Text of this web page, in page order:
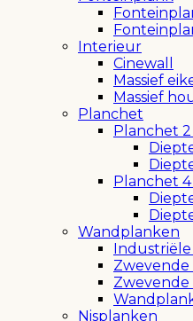
Interieur
Cinewall
Massief
Massief
Planchet
Planchet
Planchet
Wandplanken
Nisplanken